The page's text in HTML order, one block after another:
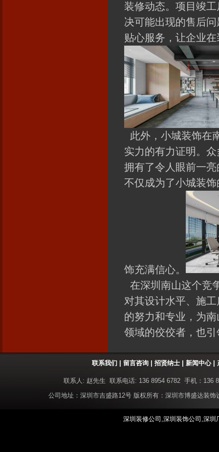
装修动态。项目竣
决可能出现的售后
贴心服务，让企业
此外，小城装饰在
实力的有力证明。
拥有了令人眼前一
不仅成为了小城装
饰充满信心。
在深圳南山这个竞
对其设计水平、施
的努力和专业，为
领域的佼佼者，也
联系我们 留言咨询 招贤纳士 新闻中心|
联系人: 赵先生 联系电话: 136 8954 6782 手机：136
公司地址：深圳市吉盛路12号 版权所有：深圳市博盛达装
深圳装修公司,深圳装饰公司,深